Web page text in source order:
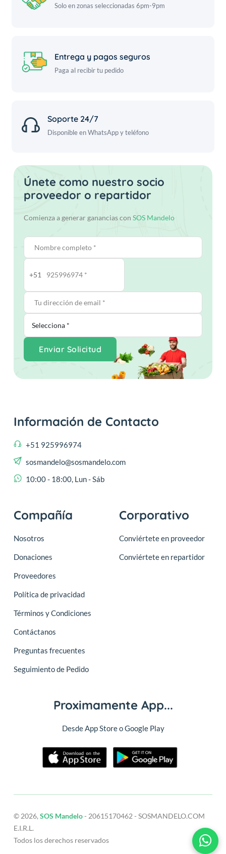
Solo en zonas seleccionadas 6pm-9pm
Entrega y pagos seguros
Paga al recibir tu pedido
Soporte 24/7
Disponible en WhatsApp y teléfono
Únete como nuestro socio
proveedor o repartidor
Comienza a generar ganancias con SOS Mandelo
+51
Enviar Solicitud
Información de Contacto
+51 925996974
sosmandelo@sosmandelo.com
10:00 - 18:00, Lun - Sáb
Compañía
Nosotros
Donaciones
Proveedores
Política de privacidad
Términos y Condiciones
Contáctanos
Preguntas frecuentes
Seguimiento de Pedido
Corporativo
Conviértete en proveedor
Conviértete en repartidor
Proximamente App...
Desde App Store o Google Play
© 2026, SOS Mandelo- 20615170462 - SOSMANDELO.COM
E.I.R.L.
Todos los derechos reservados